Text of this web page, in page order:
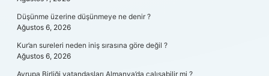
Düşünme üzerine düşünmeye ne denir ?
Ağustos 6, 2026
Kur’an sureleri neden iniş sırasına göre değil ?
Ağustos 6, 2026
Avrupa Birliği vatandaşları Almanya’da çalışabilir mi ?